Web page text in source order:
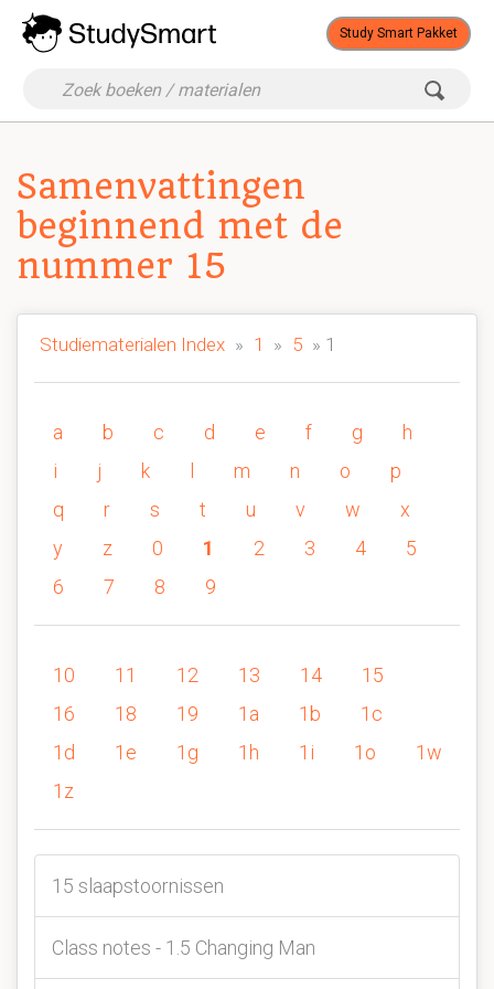
Study Smart Pakket
Samenvattingen
beginnend met de
nummer 15
Studiematerialen Index » 1 » 5 » 1
a b c d e f g
h
i
j k m n o
p
q
r s t u v w
x
y
z 0 1 2 3 4
5
6
7 8 9
10 11 12 13 14
15
16
18 19 1a 1b
1c
1d
1e 1g 1h 1i 1o
1w
1z
15 slaapstoornissen
Class notes - 1.5 Changing Man